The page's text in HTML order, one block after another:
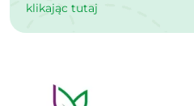
klikając tutaj